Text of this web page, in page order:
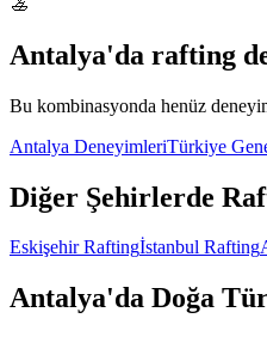
Antalya'da rafting
Bu kombinasyonda henüz
Antalya DeneyimleriTürkiye
Diğer Şehirlerde
Eskişehir Raftingİstanbul Rafting
Antalya'da Doğa